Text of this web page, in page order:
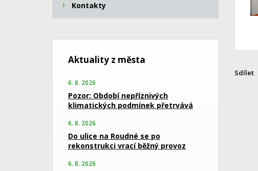
Sdílet
Kontakty
Aktuality z města
6. 8. 2026
Pozor: Období nepříznivých
klimatických podmínek přetrvává
6. 8. 2026
Do ulice na Roudné se po
rekonstrukci vrací běžný provoz
6. 8. 2026